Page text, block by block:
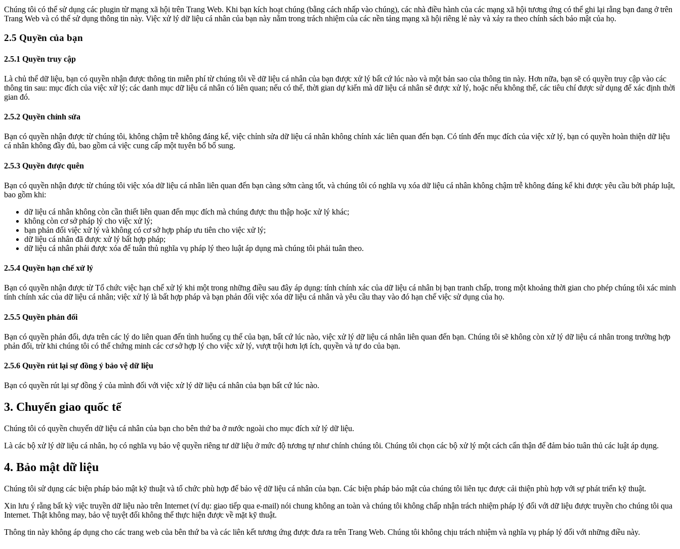
Chúng tôi có thể sử dụng các plugin từ mạng xã hội trên Trang Web. Khi bạn kích hoạt chúng (bằng cách nhấp vào chúng), các nhà điều hành của các mạng xã hội tương ứng có thể ghi lại rằng bạn đang ở trên
Trang Web và có thể sử dụng thông tin này. Việc xử lý dữ liệu cá nhân của bạn này nằm trong trách nhiệm của các nền tảng mạng xã hội riêng lẻ này và xảy ra theo chính sách bảo mật của họ.
2.5 Quyền của bạn
2.5.1 Quyền truy cập
Là chủ thể dữ liệu, bạn có quyền nhận được thông tin miễn phí từ chúng tôi về dữ liệu cá nhân của bạn được xử lý bất cứ lúc nào và một bản sao của thông tin này. Hơn nữa, bạn sẽ có quyền truy cập vào các
thông tin sau: mục đích của việc xử lý; các danh mục dữ liệu cá nhân có liên quan; nếu có thể, thời gian dự kiến mà dữ liệu cá nhân sẽ được xử lý, hoặc nếu không thể, các tiêu chí được sử dụng để xác định thời
gian đó.
2.5.2 Quyền chỉnh sửa
Bạn có quyền nhận được từ chúng tôi, không chậm trễ không đáng kể, việc chỉnh sửa dữ liệu cá nhân không chính xác liên quan đến bạn. Có tính đến mục đích của việc xử lý, bạn có quyền hoàn thiện dữ liệu
cá nhân không đầy đủ, bao gồm cả việc cung cấp một tuyên bố bổ sung.
2.5.3 Quyền được quên
Bạn có quyền nhận được từ chúng tôi việc xóa dữ liệu cá nhân liên quan đến bạn càng sớm càng tốt, và chúng tôi có nghĩa vụ xóa dữ liệu cá nhân không chậm trễ không đáng kể khi được yêu cầu bởi pháp luật,
bao gồm khi:
dữ liệu cá nhân không còn cần thiết liên quan đến mục đích mà chúng được thu thập hoặc xử lý khác;
không còn cơ sở pháp lý cho việc xử lý;
bạn phản đối việc xử lý và không có cơ sở hợp pháp ưu tiên cho việc xử lý;
dữ liệu cá nhân đã được xử lý bất hợp pháp;
dữ liệu cá nhân phải được xóa để tuân thủ nghĩa vụ pháp lý theo luật áp dụng mà chúng tôi phải tuân theo.
2.5.4 Quyền hạn chế xử lý
Bạn có quyền nhận được từ Tổ chức việc hạn chế xử lý khi một trong những điều sau đây áp dụng: tính chính xác của dữ liệu cá nhân bị bạn tranh chấp, trong một khoảng thời gian cho phép chúng tôi xác minh
tính chính xác của dữ liệu cá nhân; việc xử lý là bất hợp pháp và bạn phản đối việc xóa dữ liệu cá nhân và yêu cầu thay vào đó hạn chế việc sử dụng của họ.
2.5.5 Quyền phản đối
Bạn có quyền phản đối, dựa trên các lý do liên quan đến tình huống cụ thể của bạn, bất cứ lúc nào, việc xử lý dữ liệu cá nhân liên quan đến bạn. Chúng tôi sẽ không còn xử lý dữ liệu cá nhân trong trường hợp
phản đối, trừ khi chúng tôi có thể chứng minh các cơ sở hợp lý cho việc xử lý, vượt trội hơn lợi ích, quyền và tự do của bạn.
2.5.6 Quyền rút lại sự đồng ý bảo vệ dữ liệu
Bạn có quyền rút lại sự đồng ý của mình đối với việc xử lý dữ liệu cá nhân của bạn bất cứ lúc nào.
3. Chuyển giao quốc tế
Chúng tôi có quyền chuyển dữ liệu cá nhân của bạn cho bên thứ ba ở nước ngoài cho mục đích xử lý dữ liệu.
Là các bộ xử lý dữ liệu cá nhân, họ có nghĩa vụ bảo vệ quyền riêng tư dữ liệu ở mức độ tương tự như chính chúng tôi. Chúng tôi chọn các bộ xử lý một cách cẩn thận để đảm bảo tuân thủ các luật áp dụng.
4. Bảo mật dữ liệu
Chúng tôi sử dụng các biện pháp bảo mật kỹ thuật và tổ chức phù hợp để bảo vệ dữ liệu cá nhân của bạn. Các biện pháp bảo mật của chúng tôi liên tục được cải thiện phù hợp với sự phát triển kỹ thuật.
Xin lưu ý rằng bất kỳ việc truyền dữ liệu nào trên Internet (ví dụ: giao tiếp qua e-mail) nói chung không an toàn và chúng tôi không chấp nhận trách nhiệm pháp lý đối với dữ liệu được truyền cho chúng tôi qua
Internet. Thật không may, bảo vệ tuyệt đối không thể thực hiện được về mặt kỹ thuật.
Thông tin này không áp dụng cho các trang web của bên thứ ba và các liên kết tương ứng được đưa ra trên Trang Web. Chúng tôi không chịu trách nhiệm và nghĩa vụ pháp lý đối với những điều này.